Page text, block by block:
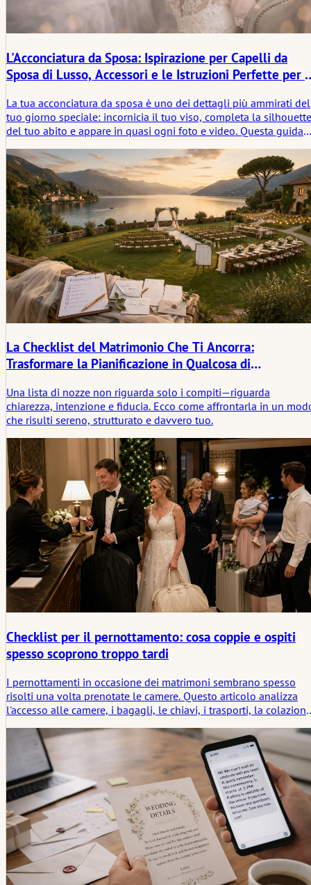
L'Acconciatura da Sposa: Ispirazione per Capelli da
Sposa di Lusso, Accessori e le Istruzioni Perfette per
La tua acconciatura da sposa è uno dei dettagli più ammirati del
tuo giorno speciale: incornicia il tuo viso, completa la silhouette
del tuo abito e appare in quasi ogni foto e video. Questa guida
spiegando le più belle categorie di acconciature da sposa
(raccolti, semi-raccolti, onde e trecce), le tendenze attuali e le
opzioni più importanti di accessori per capelli, dalle semplici
fasce per capelli alle hair vines, fascinator e pearl curlies. Con
una terminologia professionale semplice, molti esempi concreti
e frasi pronte all'uso, anche un principiante può istruire con
sicurezza un parrucchiere e ottenere un look intramontabile e
moderno che rimane radioso dalla cerimonia all'ultimo ballo.
La Checklist del Matrimonio Che Ti Ancorra:
Trasformare la Pianificazione in Qualcosa di
Una lista di nozze non riguarda solo i compiti—riguarda
chiarezza, intenzione e fiducia. Ecco come affrontarla in un
che risulti sereno, strutturato e davvero tuo.
Checklist per il pernottamento: cosa coppie e ospiti
spesso scoprono troppo tardi
I pernottamenti in occasione dei matrimoni sembrano spesso
risolti una volta prenotate le camere. Questo articolo analizza
l'accesso alle camere, i bagagli, le chiavi, i trasporti, la
ospiti solitamente notano troppo tardi.